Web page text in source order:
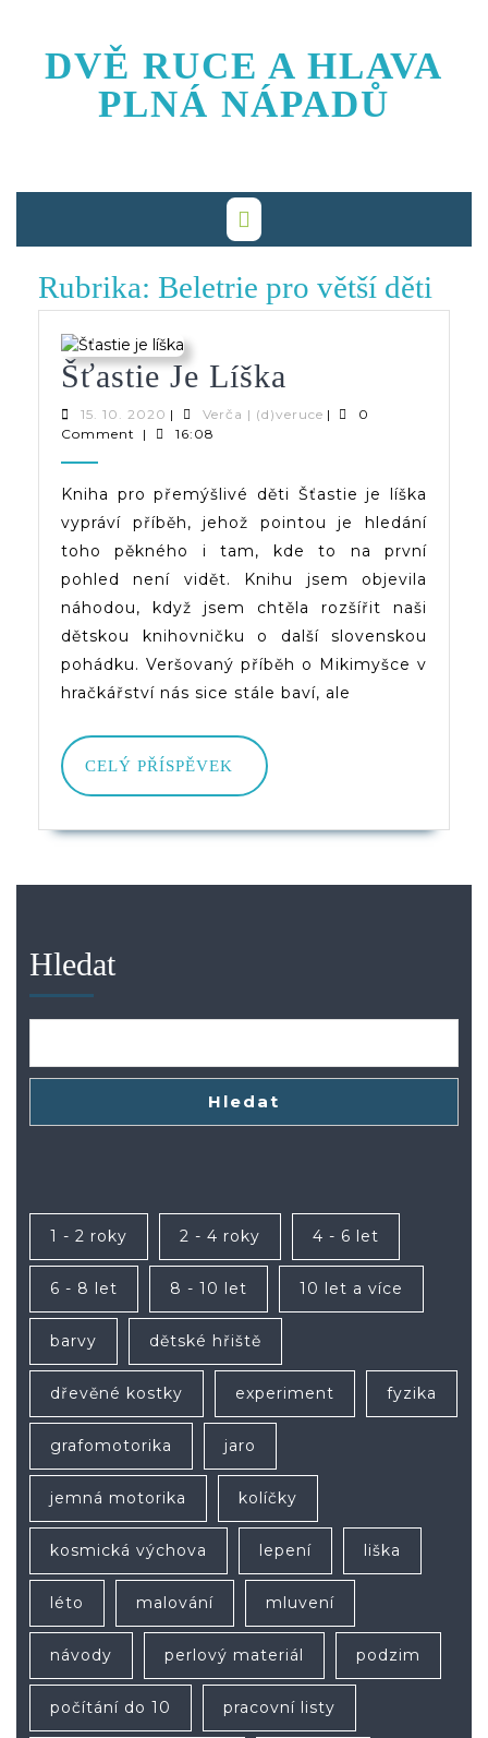
content
DVĚ RUCE A HLAVA
PLNÁ NÁPADŮ
Rubrika: Beletrie pro větší děti
Šťastie Je Líška
Je
15. 10. 2020 15.
10.
| Verča | (d)veruceVerča
|
0
Comment
| 16:08
Kniha pro přemýšlivé děti Šťastie je líška
vypráví příběh, jehož pointou je hledání
toho pěkného i tam, kde to na první
pohled není vidět. Knihu jsem objevila
náhodou, když jsem chtěla rozšířit naši
dětskou knihovničku o další slovenskou
pohádku. Veršovaný příběh o Mikimyšce v
hračkářství nás sice stále baví, ale
CELÝ PŘÍSPĚVEK
CELÝ
PŘÍSPĚVEK
Hledat
Hledat
1 - 2 roky 2 - 4 roky 4 - 6 let
6 - 8 let 8 - 10 let 10 let a více
barvy dětské hřiště
dřevěné kostky experiment fyzika
grafomotorika jaro
jemná motorika kolíčky
kosmická výchova lepení liška
léto malování mluvení
návody perlový materiál podzim
počítání do 10 pracovní listy